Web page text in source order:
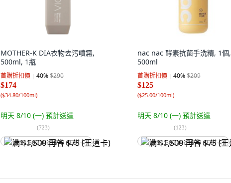
MOTHER-K DIA衣物去污噴霧,
500ml, 1瓶
首購折扣價 40%$290
$174
($34.80/100ml)
明天 8/10 (一) 預計送達
(723)
满 $1,500 再省 $75 (王道卡)
nac nac 酵素抗菌手洗精, 1個,
500ml
首購折扣價 40%$209
$125
($25.00/100ml)
明天 8/10 (一) 預計送達
(123)
满 $1,500 再省 $75 (王道卡)